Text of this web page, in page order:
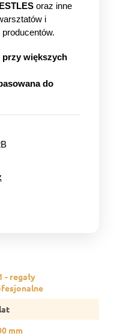
oraz inne
i
większych
do
- regały
mm